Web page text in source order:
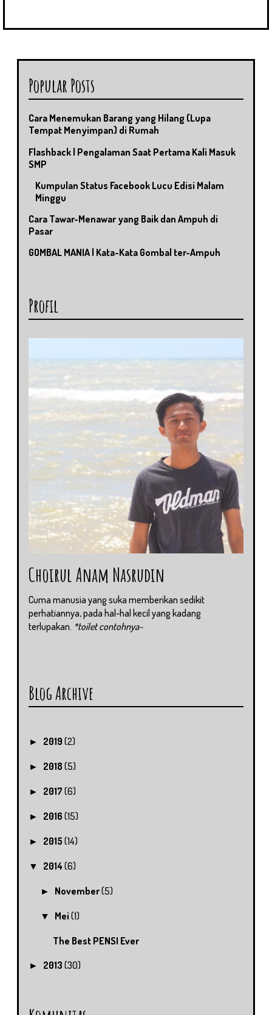
Popular Posts
Cara Menemukan Barang yang Hilang (Lupa
Tempat Menyimpan) di Rumah
Flashback | Pengalaman Saat Pertama Kali Masuk
SMP
Kumpulan Status Facebook Lucu Edisi Malam
Minggu
Cara Tawar-Menawar yang Baik dan Ampuh di
Pasar
GOMBAL MANIA | Kata-Kata Gombal ter-Ampuh
Profil
Choirul Anam Nasrudin
Cuma manusia yang suka memberikan sedikit
perhatiannya, pada hal-hal kecil yang kadang
terlupakan. *toilet contohnya~
Blog Archive
► 2019 (2)
► 2018 (5)
► 2017 (6)
► 2016 (15)
► 2015 (14)
▼ 2014(6)
► November(5)
▼ Mei(1)
The Best PENSI Ever
► 2013 (30)